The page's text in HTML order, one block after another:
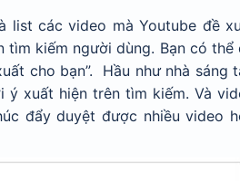
list các video mà Youtube đề
kiếm người dùng. Bạn có thể
cho bạn”. Hầu như nhà sáng
ý xuất hiện trên tìm kiếm. Và
đẩy duyệt được nhiều video